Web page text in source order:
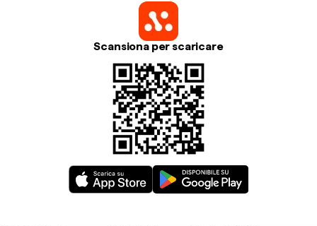
Scansiona per scaricare